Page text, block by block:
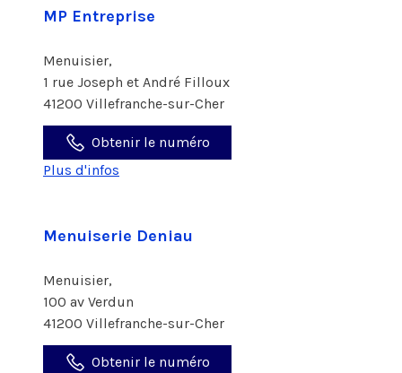
MP Entreprise
Menuisier,
1 rue Joseph et André Filloux
41200 Villefranche-sur-Cher
Obtenir le numéro
Plus d'infos
Menuiserie Deniau
Menuisier,
100 av Verdun
41200 Villefranche-sur-Cher
Obtenir le numéro